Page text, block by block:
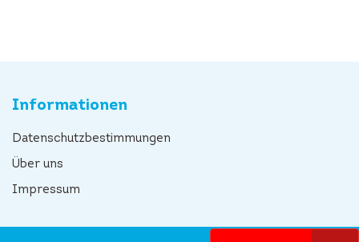
Informationen
Datenschutzbestimmungen
Über uns
Impressum